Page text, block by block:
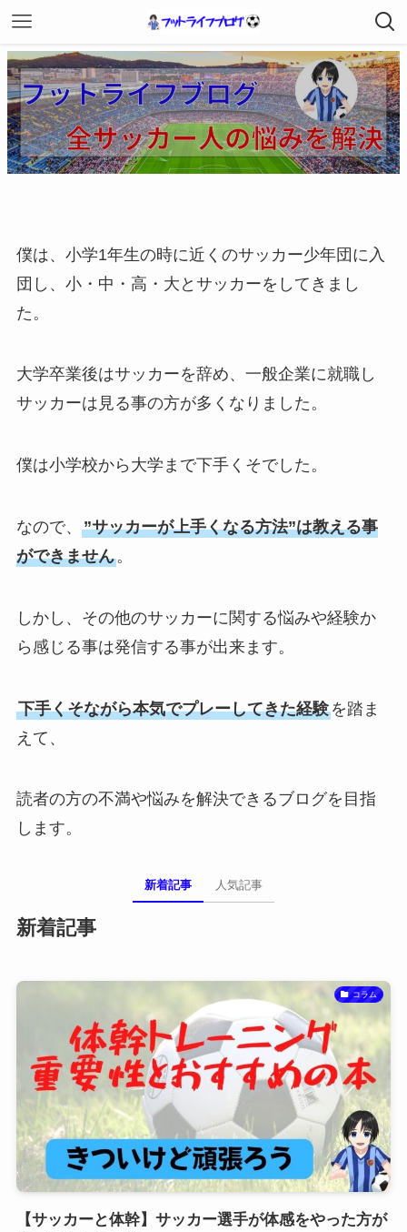
僕は、小学1年生の時に近くのサッカー少年団に入
団し、小・中・高・大とサッカーをしてきまし
た。
大学卒業後はサッカーを辞め、一般企業に就職し
サッカーは見る事の方が多くなりました。
僕は小学校から大学まで下手くそでした。
なので、 ”サッカーが上手くなる方法”は教える事
ができません。
しかし、その他のサッカーに関する悩みや経験か
ら感じる事は発信する事が出来ます。
下手くそながら本気でプレーしてきた経験を踏ま
えて、
読者の方の不満や悩みを解決できるブログを目指
します。
新着記事 人気記事
新着記事
コラム
【サッカーと体幹】サッカー選手が体感をやった方が